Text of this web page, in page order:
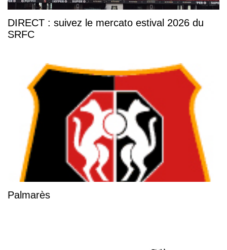
DIRECT : suivez le mercato estival 2026 du
SRFC
Palmarès